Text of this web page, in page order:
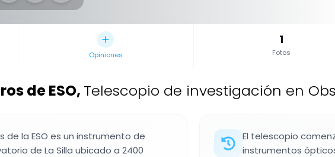
Opiniones
1
Fotos
de ESO, Telescopio de investigación en
de la ESO es un instrumento de
de La Silla ubicado a 2400
El telescopio
instrumentos